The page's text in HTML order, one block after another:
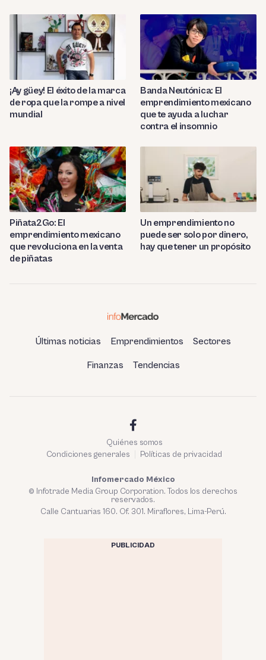
¡Ay güey! El éxito de la marca
de ropa que la rompe a nivel
mundial
Banda Neutónica: El
emprendimiento mexicano
que te ayuda a luchar
contra el insomnio
Piñata2Go: El
emprendimiento mexicano
que revoluciona en la venta
de piñatas
Un emprendimiento no
puede ser solo por dinero,
hay que tener un propósito
Últimas noticias Emprendimientos Sectores
Finanzas Tendencias
Quiénes somos
Condiciones generales
Políticas de privacidad
Infomercado México
© Infotrade Media Group Corporation. Todos los derechos
reservados.
Calle Cantuarias 160. Of. 301. Miraflores, Lima-Perú.
PUBLICIDAD